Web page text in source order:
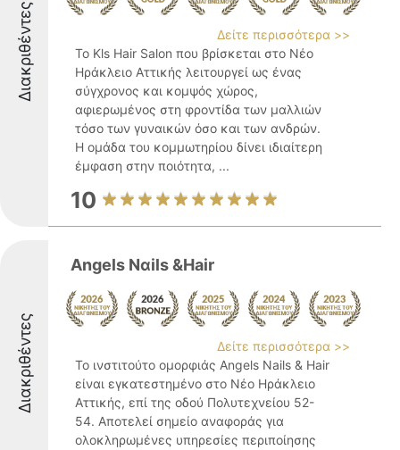
Διακριθέντες
Δείτε περισσότερα >>
Το Kls Hair Salon που βρίσκεται στο Νέο
Ηράκλειο Αττικής λειτουργεί ως ένας
σύγχρονος και κομψός χώρος,
αφιερωμένος στη φροντίδα των μαλλιών
τόσο των γυναικών όσο και των ανδρών.
Η ομάδα του κομμωτηρίου δίνει ιδιαίτερη
έμφαση στην ποιότητα, ...
10
Διακριθέντες
Angels Nαils &Hair
Δείτε περισσότερα >>
Το ινστιτούτο ομορφιάς Angels Nails & Hair
είναι εγκατεστημένο στο Νέο Ηράκλειο
Αττικής, επί της οδού Πολυτεχνείου 52-
54. Αποτελεί σημείο αναφοράς για
ολοκληρωμένες υπηρεσίες περιποίησης